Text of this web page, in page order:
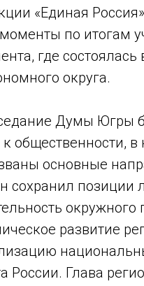
«Единая
по итогам
где состоялась
округа.
Думы Югры
общественности,
основные
сохранил позиции
развитие
России. Глава